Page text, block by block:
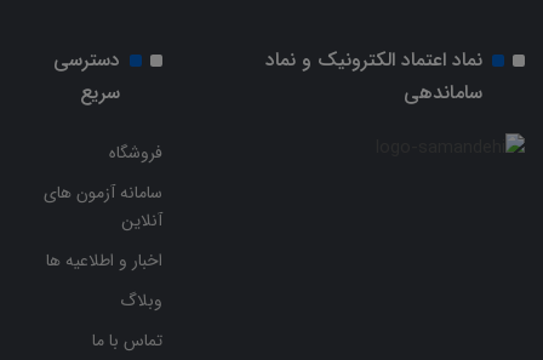
نماد اعتماد الکترونیک و نماد
ساماندهی
دسترسی
سریع
فروشگاه
سامانه آزمون های
آنلاین
اخبار و اطلاعیه ها
وبلاگ
تماس با ما